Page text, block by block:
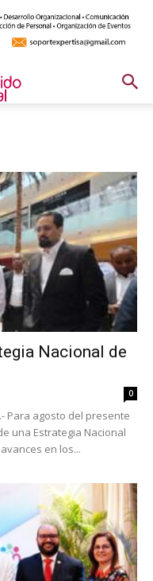
Nacional de
0
Para agosto del presente
una Estrategia Nacional
en los...